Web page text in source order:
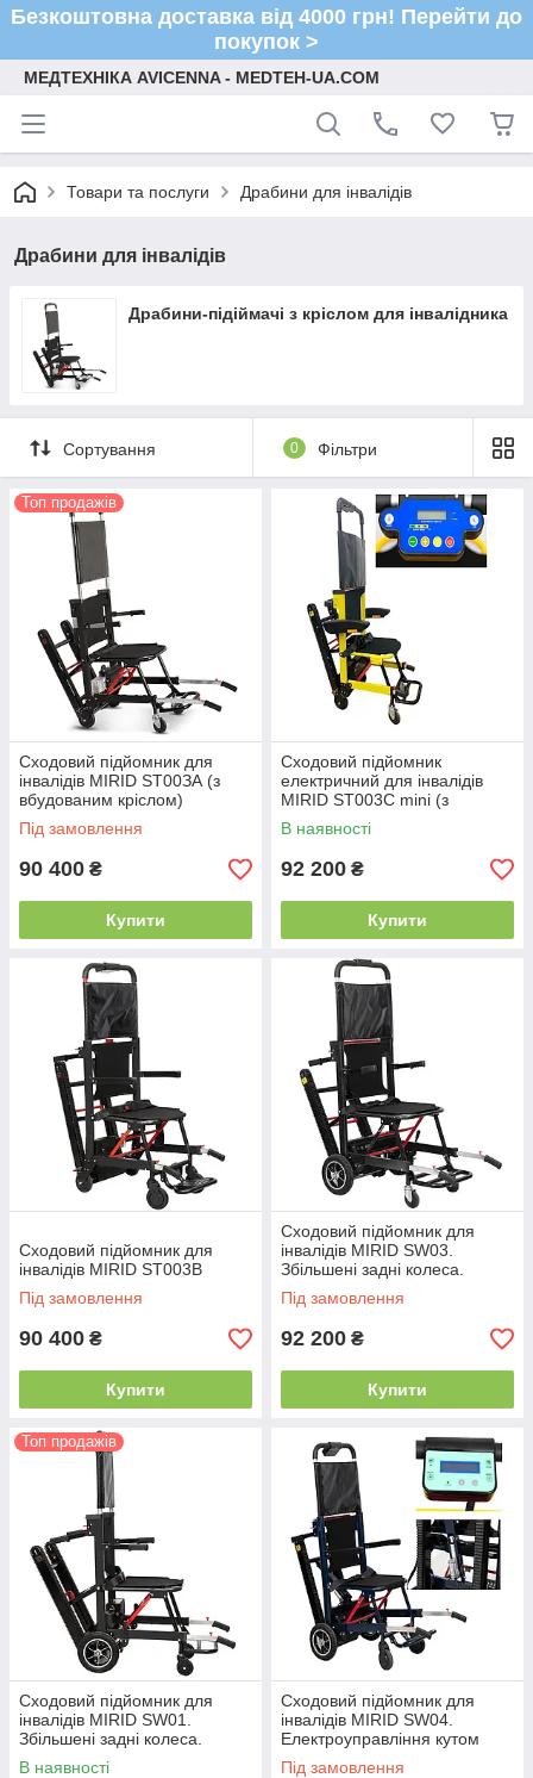
Безкоштовна доставка від 4000 грн! Перейти до
покупок >
МЕДТЕХНІКА AVICENNA - MEDTEH-UA.COM
Товари та послуги Драбини для інвалідів
Драбини для інвалідів
Драбини-підіймачі з кріслом для інвалідника
Сортування 0 Фільтри
Топ продажів
Сходовий підйомник для
інвалідів MIRID ST00ЗА (з
вбудованим кріслом)
Під замовлення
90 400 ₴
Купити
Сходовий підйомник
електричний для інвалідів
MIRID ST003C mini (з
вбудованим кріслом)
В наявності
92 200 ₴
Купити
Сходовий підйомник для
інвалідів MIRID ST003B
Під замовлення
90 400 ₴
Купити
Сходовий підйомник для
інвалідів MIRID SW03.
Збільшені задні колеса.
Під замовлення
92 200 ₴
Купити
Топ продажів
Сходовий підйомник для
інвалідів MIRID SW01.
Збільшені задні колеса.
Регулювання швидкості.
В наявності
Сходовий підйомник для
інвалідів MIRID SW04.
Електроуправління кутом
нахилу гусениць.
Під замовлення